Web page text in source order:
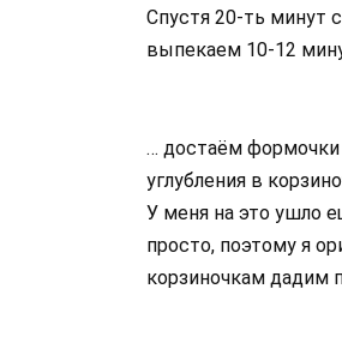
Спустя 20-ть минут
выпекаем 10-12
… достаём формочки
углубления в
У меня на это ушло
просто, поэтому я
корзиночкам дадим